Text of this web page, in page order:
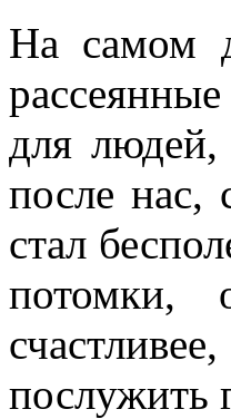
На самом
для
после нас,
стал
потомки,
послужить